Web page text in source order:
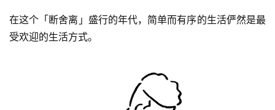
在这个「断舍离」盛行的年代，简单而有序的生活俨然是最
受欢迎的生活方式。